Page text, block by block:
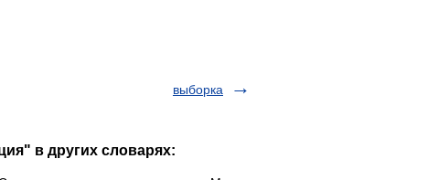
выборка
в других словарях: